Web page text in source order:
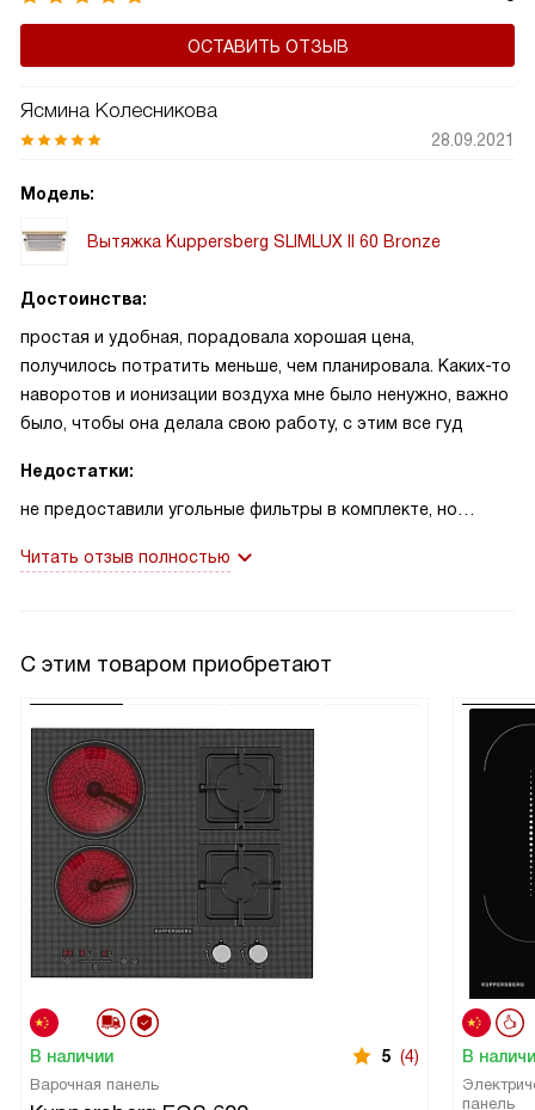
продляет срок службы устройства, а также не дает
попадать внутрь холодному воздуху.
ОСТАВИТЬ ОТЗЫВ
Ясмина Колесникова
28.09.2021
Модель:
Вытяжка Kuppersberg SLIMLUX II 60 Bronze
Достоинства:
простая и удобная, порадовала хорошая цена,
получилось потратить меньше, чем планировала. Каких-то
наворотов и ионизации воздуха мне было ненужно, важно
было, чтобы она делала свою работу, с этим все гуд
Недостатки:
не предоставили угольные фильтры в комплекте, но
устанавливать, тогда уже и добавили цену фильтров
Читать отзыв полностью
С этим товаром приобретают
В наличии 5 (4)
Варочная панель
В
панель